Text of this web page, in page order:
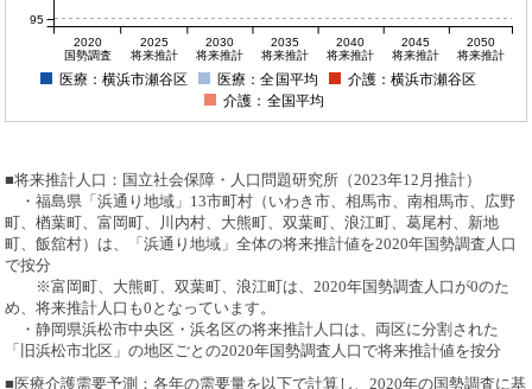
2020
国勢調査
2025
将来推計
2030
将来推計
2035
将来推計
2040
将来推計
2045
将来推計
2050
将来推計
95
医療：横浜市瀬谷区 医療：全国平均
介護：横浜市瀬谷区
介護：全国平均
■将来推計人口：国立社会保障・人口問題研究所（2023年12月推計）
・福島県「浜通り地域」13市町村（いわき市、相馬市、南相馬市、広野
町、楢葉町、富岡町、川内村、大熊町、双葉町、浪江町、葛尾村、新地
町、飯舘村）は、「浜通り地域」全体の将来推計値を2020年国勢調査人口
で按分
※富岡町、大熊町、双葉町、浪江町は、2020年国勢調査人口が0のた
め、将来推計人口も0となっています。
・静岡県浜松市中央区・浜名区の将来推計人口は、両区に分割された
「旧浜松市北区」の地区ごとの2020年国勢調査人口で将来推計値を按分
■医療介護需要予測：各年の需要量を以下で計算し、2020年の国勢調査に基